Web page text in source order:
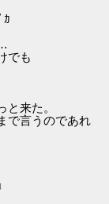
ｶ
でも
来た。
で言うのであれ